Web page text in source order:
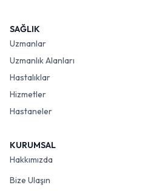
SAĞLIK
Uzmanlar
Uzmanlık Alanları
Hastalıklar
Hizmetler
Hastaneler
KURUMSAL
Hakkımızda
Bize Ulaşın